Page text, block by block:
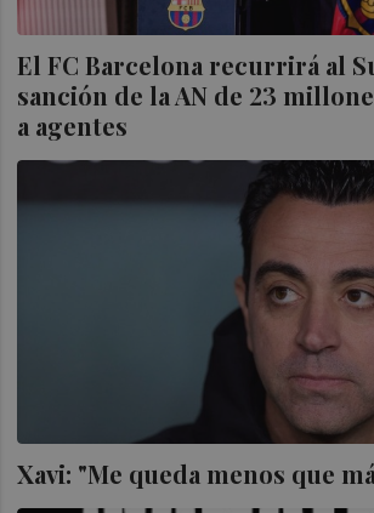
El FC Barcelona recurrirá al
sanción de la AN de 23
a agentes
Xavi: "Me queda menos que